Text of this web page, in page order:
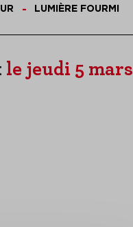
LUMIÈRE FOURMI
le jeudi 5 mars